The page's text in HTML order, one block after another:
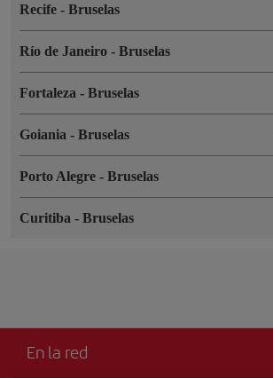
Recife - Bruselas
Río de Janeiro - Bruselas
Fortaleza - Bruselas
Goiania - Bruselas
Porto Alegre - Bruselas
Curitiba - Bruselas
En la red